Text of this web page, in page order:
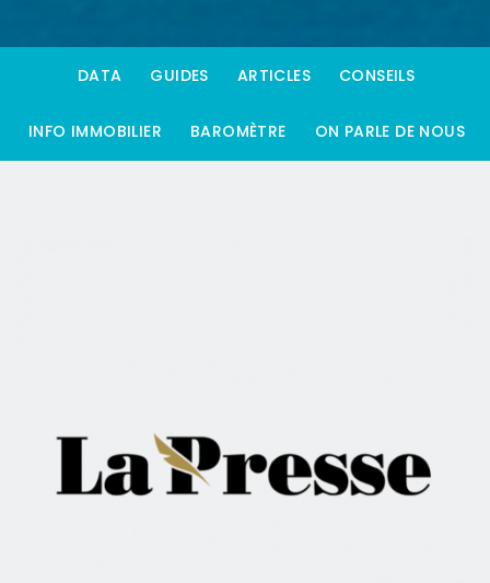
DATA GUIDES ARTICLES CONSEILS
INFO IMMOBILIER BAROMÈTRE ON PARLE DE NOUS